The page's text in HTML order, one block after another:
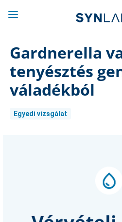
Gardnerella
tenyésztés
váladékból
Egyedi vizsgálat